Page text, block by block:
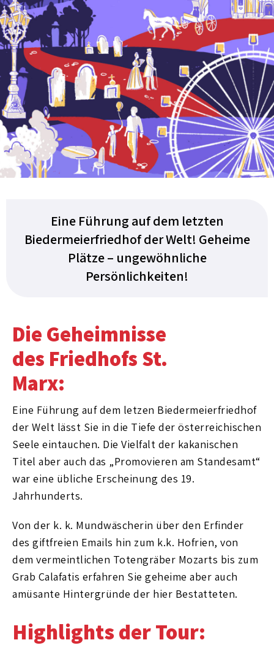
Eine Führung auf dem letzten
Biedermeierfriedhof der Welt! Geheime
Plätze – ungewöhnliche
Persönlichkeiten!
Die Geheimnisse
des Friedhofs St.
Marx:
Eine Führung auf dem letzen Biedermeierfriedhof
der Welt lässt Sie in die Tiefe der österreichischen
Seele eintauchen. Die Vielfalt der kakanischen
Titel aber auch das „Promovieren am Standesamt“
war eine übliche Erscheinung des 19.
Jahrhunderts.
Von der k. k. Mundwäscherin über den Erfinder
des giftfreien Emails hin zum k.k. Hofrien, von
dem vermeintlichen Totengräber Mozarts bis zum
Grab Calafatis erfahren Sie geheime aber auch
amüsante Hintergründe der hier Bestatteten.
Highlights der Tour: